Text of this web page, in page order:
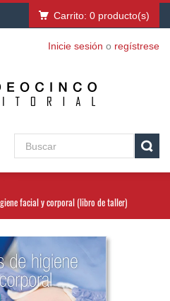
Carrito: 0 producto(s)
Inicie sesión o regístrese
facial y corporal (libro de taller)